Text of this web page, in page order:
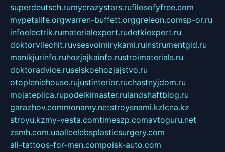
superdeutsch.rumycrazystars.rufilosofyfree.com
mypetslife.orgwarren-buffett.orggreleon.comsp-or.ru
infoelectrik.rumaterialexpert.rudetkiexpert.ru
doktorvilechit.ruvsesvoimirykami.ruinstrumentgid.ru
manikjurinfo.ruhozjajkainfo.rustroimaterials.ru
doktoradvice.ruselskoehozjajstvo.ru
otopleniehouse.rujustinterior.ruchastnyjdom.ru
mojateplica.rupodelkimaster.rulandshaftblog.ru
garazhov.commonamy.netstroysnami.kzlcna.kz
stroyu.kzmy-vesta.comtimeszp.comavtoguru.net
zsmh.com.uaallcelebsplasticsurgery.com
all-tattoos-for-men.compoisk-auto.com